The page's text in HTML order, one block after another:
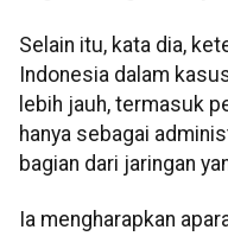
Selain itu, kata dia,
Indonesia dalam
lebih jauh, termasuk
hanya sebagai
bagian dari jaringan
Ia mengharapkan